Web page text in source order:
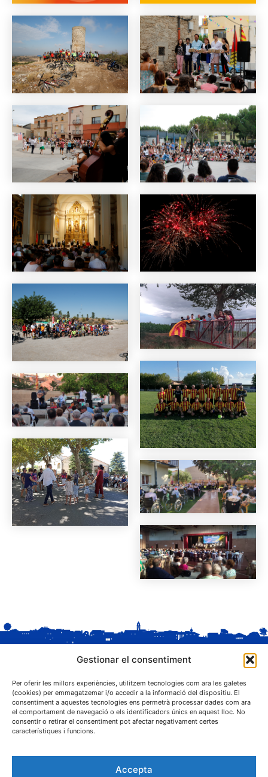
Gestionar el consentiment
Per oferir les millors experiències, utilitzem tecnologies com ara les galetes
(cookies) per emmagatzemar i/o accedir a la informació del dispositiu. El
consentiment a aquestes tecnologies ens permetrà processar dades com ara
el comportament de navegació o els identificadors únics en aquest lloc. No
consentir o retirar el consentiment pot afectar negativament certes
característiques i funcions.
Accepta
C. Sant Josep, 1
25243 El Palau d'Anglesola (Pla d'Urgell)